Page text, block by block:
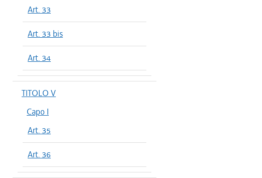
Art. 33
Art. 33 bis
Art. 34
TITOLO V
Capo I
Art. 35
Art. 36